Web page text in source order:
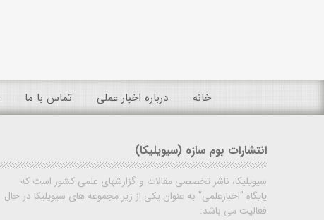
خانه درباره اخبار عملی تماس با ما
انتشارات بوم سازه (سیویلیکا)
سیویلیکا، ناشر تخصصی مقالات و گزارشهای علمی کشور است که
پایگاه "اخبارعلمی" به عنوان یکی از زیر مجموعه های سیویلیکا در حال
فعالیت می باشد.